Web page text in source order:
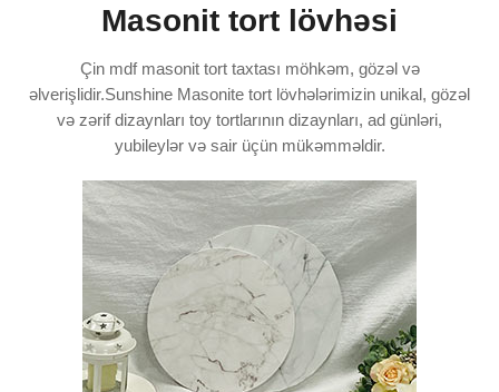
Masonit tort lövhəsi
Çin mdf masonit tort taxtası möhkəm, gözəl və
əlverişlidir.Sunshine Masonite tort lövhələrimizin unikal, gözəl
və zərif dizaynları toy tortlarının dizaynları, ad günləri,
yubileylər və sair üçün mükəmməldir.